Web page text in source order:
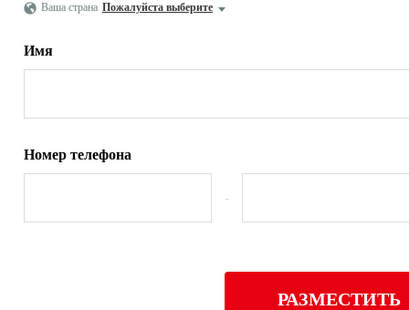
Ваша страна Пожалуйста выберите
Имя
Номер телефона
-
РАЗМЕСТИТЬ